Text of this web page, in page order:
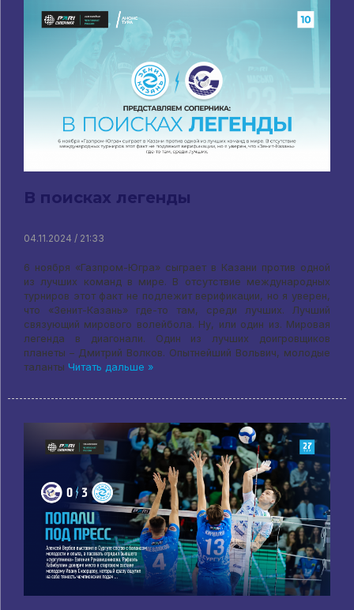
В поисках легенды
04.11.2024 / 21:33
6 ноября «Газпром-Югра» сыграет в Казани против одной
из лучших команд в мире. В отсутствие международных
турниров этот факт не подлежит верификации, но я уверен,
что «Зенит-Казань» где-то там, среди лучших. Лучший
связующий мирового волейбола. Ну, или один из. Мировая
легенда в диагонали. Один из лучших доигровщиков
планеты – Дмитрий Волков. Опытнейший Вольвич, молодые
таланты Читать дальше »